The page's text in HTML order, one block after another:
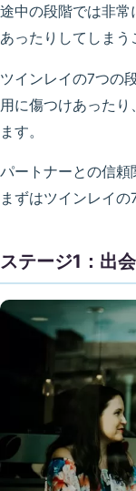
途中の段階では非
あったりしてしまう
ツインレイの7つの
用に傷つけあった
ます。
パートナーとの信頼
まずはツインレイの
ステージ1：出